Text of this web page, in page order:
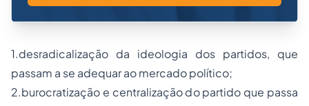
1.desradicalização da ideologia dos partidos, que
passam a se adequar ao mercado político;
2.burocratização e centralização do partido que passa